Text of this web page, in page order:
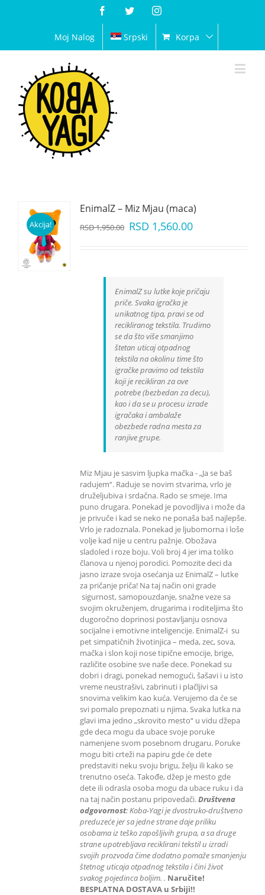
FacebookTwitterInstagram
Moj Nalog Srpski Korpa
Akcija!
EnimalZ – Miz Mjau (maca)
RSD1,950.00 RSD 1,560.00
EnimalZ su lutke koje pričaju
priče. Svaka igračka je
unikatnog tipa, pravi se od
recikliranog tekstila. Trudimo
se da što više smanjimo
štetan uticaj otpadnog
tekstila na okolinu time što
igračke pravimo od tekstila
koji je recikliran za ove
potrebe (bezbedan za decu),
kao i da se u procesu izrade
igračaka i ambalaže
obezbede radna mesta za
ranjive grupe.
Miz Mjau je sasvim ljupka mačka - „Ja se baš
radujem“. Raduje se novim stvarima, vrlo je
druželjubiva i srdačna. Rado se smeje. Ima
puno drugara. Ponekad je povodljiva i može da
je privuče i kad se neko ne ponaša baš najlepše.
Vrlo je radoznala. Ponekad je ljubomorna i loše
volje kad nije u centru pažnje. Obožava
sladoled i roze boju. Voli broj 4 jer ima toliko
članova u njenoj porodici. Pomozite deci da
jasno izraze svoja osećanja uz EnimalZ – lutke
za pričanje priča! Na taj način oni grade
sigurnost, samopouzdanje, snažne veze sa
svojim okruženjem, drugarima i roditeljima što
dugoročno doprinosi postavljanju osnova
socijalne i emotivne inteligencije. EnimalZ-i su
pet simpatičnih životinjica – meda, zec, sova,
mačka i slon koji nose tipične emocije, brige,
različite osobine sve naše dece. Ponekad su
dobri i dragi, ponekad nemogući, šašavi i u isto
vreme neustrašivi, zabrinuti i plačljivi sa
snovima velikim kao kuća. Verujemo da će se
svi pomalo prepoznati u njima. Svaka lutka na
glavi ima jedno „skrovito mesto“ u vidu džepa
gde deca mogu da ubace svoje poruke
namenjene svom posebnom drugaru. Poruke
mogu biti crteži na papiru gde će dete
predstaviti neku svoju brigu, želju ili kako se
trenutno oseća. Takođe, džep je mesto gde
dete ili odrasla osoba mogu da ubace ruku i da
na taj način postanu pripovedači.Društvena
odgovornost: Koba-Yagi je dvostruko-društveno
preduzeće jer sa jedne strane daje priliku
osobama iz teško zapošljivih grupa, a sa druge
strane upotrebljava reciklirani tekstil u izradi
svojih prozvoda čime dodatno pomaže smanjenju
štetnog uticaja otpadnog tekstila i čini život
svakog pojedinca boljim. . Naručite!
BESPLATNA DOSTAVA u Srbiji!!